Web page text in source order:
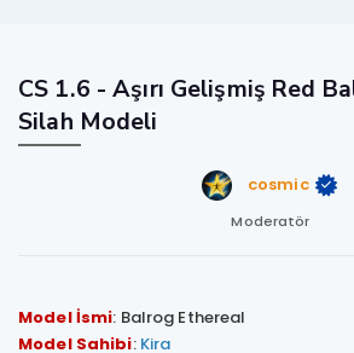
CS 1.6 - Aşırı Gelişmiş Red
Silah Modeli
cosmic
Moderatör
Model İsmi: Balrog Ethereal
Model Sahibi: Kira